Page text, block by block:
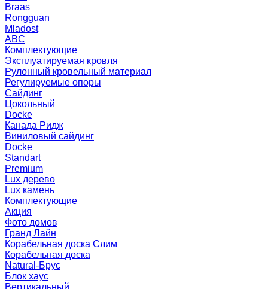
Braas
Rongguan
Mladost
ABC
Комплектующие
Эксплуатируемая кровля
Рулонный кровельный материал
Регулируемые опоры
Сайдинг
Цокольный
Docke
Канада Ридж
Виниловый сайдинг
Docke
Standart
Premium
Lux дерево
Lux камень
Комплектующие
Акция
Фото домов
Гранд Лайн
Корабельная доска Слим
Корабельная доска
Natural-Брус
Блок хаус
Вертикальный